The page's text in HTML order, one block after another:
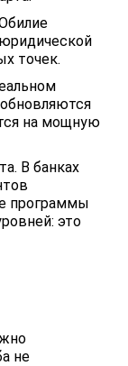
точек.
на мощную
В банках
программы
это
не